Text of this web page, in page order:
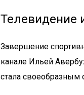
Телевидение
Завершение
канале Ильей
стала своеобразным